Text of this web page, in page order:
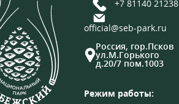
+7 81140 21238
official@seb-park.ru
Россия, гор.Псков
ул.М.Горького
д.20/7 пом.1003
Режим работы: